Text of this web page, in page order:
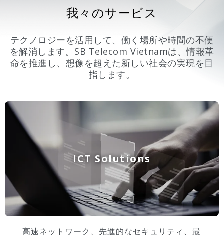
我々のサービス
テクノロジーを活用して、働く場所や時間の不便
を解消します。SB Telecom Vietnamは、情報革
命を推進し、想像を超えた新しい社会の実現を目
指します。
ICT Solutions
高速ネットワーク、先進的なセキュリティ、最